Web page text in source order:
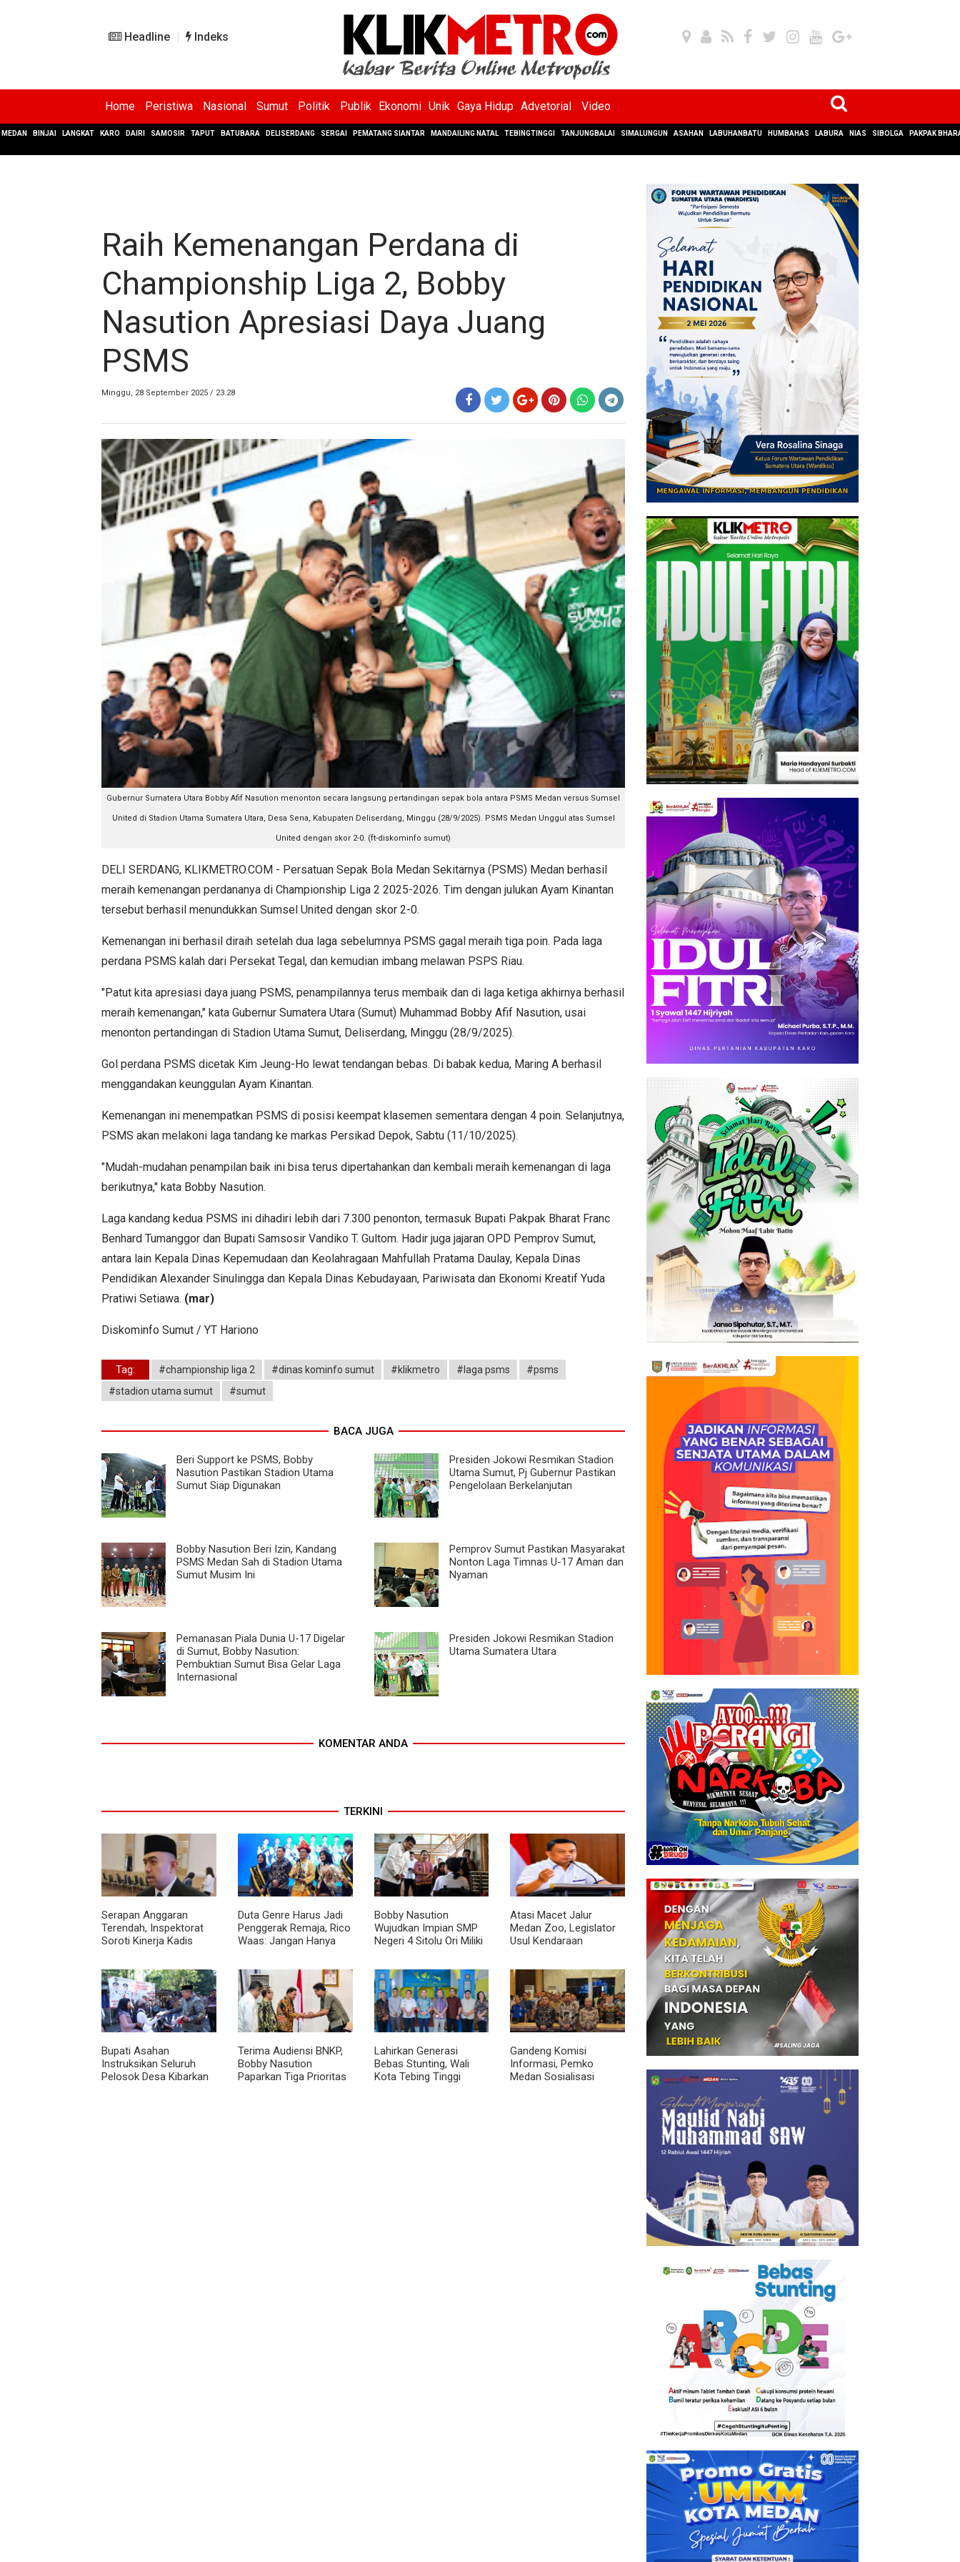
Headline Indeks
Home Peristiwa Nasional Sumut Politik Publik Ekonomi Unik Gaya Hidup Advetorial Video
MEDAN BINJAI LANGKAT KARO DAIRI SAMOSIR TAPUT BATUBARA DELISERDANG SERGAI PEMATANG SIANTAR MANDAILING NATAL TEBINGTINGGI TANJUNGBALAI SIMALUNGUN ASAHAN LABUHANBATU HUMBAHAS LABURA NIAS SIBOLGA PAKPAK
Raih Kemenangan Perdana di
Championship Liga 2, Bobby
Nasution Apresiasi Daya Juang
PSMS
Minggu, 28 September 2025 / 23.28
Gubernur Sumatera Utara Bobby Afif Nasution menonton secara langsung pertandingan sepak bola antara PSMS Medan versus Sumsel
United di Stadion Utama Sumatera Utara, Desa Sena, Kabupaten Deliserdang, Minggu (28/9/2025). PSMS Medan Unggul atas Sumsel
United dengan skor 2-0. (ft-diskominfo sumut)
DELI SERDANG, KLIKMETRO.COM - Persatuan Sepak Bola Medan Sekitarnya (PSMS) Medan berhasil
meraih kemenangan perdananya di Championship Liga 2 2025-2026. Tim dengan julukan Ayam Kinantan
tersebut berhasil menundukkan Sumsel United dengan skor 2-0.
Kemenangan ini berhasil diraih setelah dua laga sebelumnya PSMS gagal meraih tiga poin. Pada laga
perdana PSMS kalah dari Persekat Tegal, dan kemudian imbang melawan PSPS Riau.
"Patut kita apresiasi daya juang PSMS, penampilannya terus membaik dan di laga ketiga akhirnya berhasil
meraih kemenangan," kata Gubernur Sumatera Utara (Sumut) Muhammad Bobby Afif Nasution, usai
menonton pertandingan di Stadion Utama Sumut, Deliserdang, Minggu (28/9/2025).
Gol perdana PSMS dicetak Kim Jeung-Ho lewat tendangan bebas. Di babak kedua, Maring A berhasil
menggandakan keunggulan Ayam Kinantan.
Kemenangan ini menempatkan PSMS di posisi keempat klasemen sementara dengan 4 poin. Selanjutnya,
PSMS akan melakoni laga tandang ke markas Persikad Depok, Sabtu (11/10/2025).
"Mudah-mudahan penampilan baik ini bisa terus dipertahankan dan kembali meraih kemenangan di laga
berikutnya," kata Bobby Nasution.
Laga kandang kedua PSMS ini dihadiri lebih dari 7.300 penonton, termasuk Bupati Pakpak Bharat Franc
Benhard Tumanggor dan Bupati Samsosir Vandiko T. Gultom. Hadir juga jajaran OPD Pemprov Sumut,
antara lain Kepala Dinas Kepemudaan dan Keolahragaan Mahfullah Pratama Daulay, Kepala Dinas
Pendidikan Alexander Sinulingga dan Kepala Dinas Kebudayaan, Pariwisata dan Ekonomi Kreatif Yuda
Pratiwi Setiawa. (mar)
Diskominfo Sumut / YT Hariono
Tag: #championship liga 2 #dinas kominfo sumut #klikmetro #laga psms
#psms
#stadion utama sumut
#sumut
BACA JUGA
Beri Support ke PSMS, Bobby
Nasution Pastikan Stadion Utama
Sumut Siap Digunakan
Presiden Jokowi Resmikan Stadion
Utama Sumut, Pj Gubernur Pastikan
Pengelolaan Berkelanjutan
Bobby Nasution Beri Izin, Kandang
PSMS Medan Sah di Stadion Utama
Sumut Musim Ini
Pemprov Sumut Pastikan Masyarakat
Nonton Laga Timnas U-17 Aman dan
Nyaman
Pemanasan Piala Dunia U-17 Digelar
di Sumut, Bobby Nasution:
Pembuktian Sumut Bisa Gelar Laga
Internasional
Presiden Jokowi Resmikan Stadion
Utama Sumatera Utara
KOMENTAR ANDA
TERKINI
Serapan Anggaran
Terendah, Inspektorat
Soroti Kinerja Kadis
Duta Genre Harus Jadi
Penggerak Remaja, Rico
Waas: Jangan Hanya
Bobby Nasution
Wujudkan Impian SMP
Negeri 4 Sitolu Ori Miliki
Atasi Macet Jalur
Medan Zoo, Legislator
Usul Kendaraan
Jalur Royal Sumatera
Bupati Asahan
Instruksikan Seluruh
Pelosok Desa Kibarkan
Terima Audiensi BNKP,
Bobby Nasution
Paparkan Tiga Prioritas
Lahirkan Generasi
Bebas Stunting, Wali
Kota Tebing Tinggi
Gandeng Komisi
Informasi, Pemko
Medan Sosialisasi